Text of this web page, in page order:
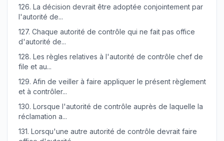
126. La décision devrait être adoptée conjointement par
l'autorité de...
127. Chaque autorité de contrôle qui ne fait pas office
d'autorité de...
128. Les règles relatives à l'autorité de contrôle chef de
file et au...
129. Afin de veiller à faire appliquer le présent règlement
et à contrôler...
130. Lorsque l'autorité de contrôle auprès de laquelle la
réclamation a...
131. Lorsqu'une autre autorité de contrôle devrait faire